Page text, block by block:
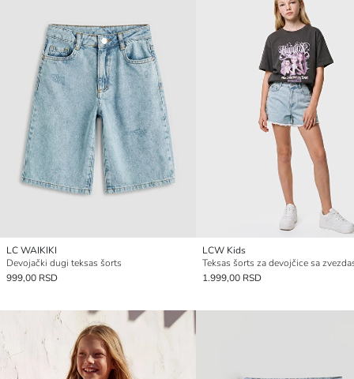
LC WAIKIKI
Devojački dugi teksas šorts
999,00 RSD
LCW Kids
1.999,00 RSD